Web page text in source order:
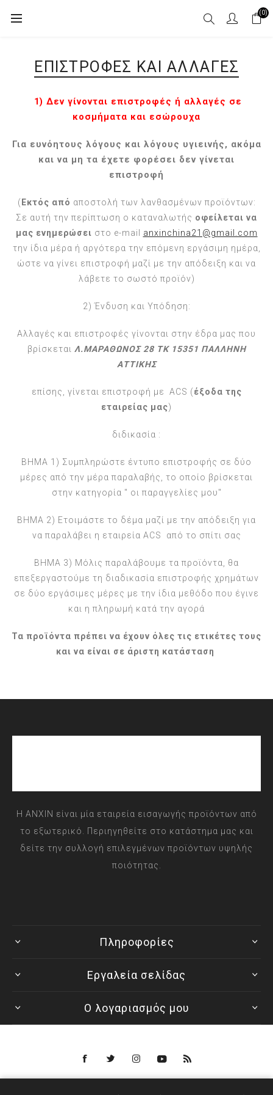
(0)
ΕΠΙΣΤΡΟΦΈΣ ΚΑΙ ΑΛΛΑΓΈΣ
1) Δεν γίνονται επιστροφές ή αλλαγές σε
κοσμήματα και εσώρουχα
Για ευνόητους λόγους και λόγους υγιεινής, ακόμα
και να μη τα έχετε φορέσει δεν γίνεται
επιστροφή
( Εκτός από αποστολή των λανθασμένων προϊόντων:
Σε αυτή την περίπτωση ο καταναλωτής οφείλεται να
μας ενημερώσει στο e-mail anxinchina21@gmail.com
την ίδια μέρα ή αργότερα την επόμενη εργάσιμη ημέρα,
ώστε να γίνει επιστροφή μαζί με την απόδειξη και να
λάβετε το σωστό προϊόν)
2) Ένδυση και Υπόδηση:
Αλλαγές και επιστροφές γίνονται στην έδρα μας που
βρίσκεται Λ.ΜΑΡΑΘΩΝΟΣ 28 ΤΚ 15351 ΠΑΛΛΗΝΗ
ΑΤΤΙΚΗΣ
επίσης, γίνεται επιστροφή με ACS (έξοδα της
εταιρείας μας)
διδικασία :
ΒΗΜΑ 1) Συμπληρώστε έντυπο επιστροφής σε δύο
μέρες από την μέρα παραλαβής, το οποίο βρίσκεται
στην κατηγορία " οι παραγγελίες μου"
ΒΗΜΑ 2) Ετοιμάστε το δέμα μαζί με την απόδειξη για
να παραλάβει η εταιρεία ACS από το σπίτι σας
BHMA 3) Μόλις παραλάβουμε τα προϊόντα, θα
επεξεργαστούμε τη διαδικασία επιστροφής χρημάτων
σε δύο εργάσιμες μέρες με την ίδια μεθόδο που έγινε
και η πληρωμή κατά την αγορά
Τα προϊόντα πρέπει να έχουν όλες τις ετικέτες τους
και να είναι σε άριστη κατάσταση
Η ANXIN είναι μία εταιρεία εισαγωγής προϊόντων από
το εξωτερικό. Περιηγηθείτε στο κατάστημα μας και
δείτε την συλλογή επιλεγμένων προϊόντων υψηλής
ποιότητας.
Πληροφορίες
Εργαλεία σελίδας
Ο λογαριασμός μου